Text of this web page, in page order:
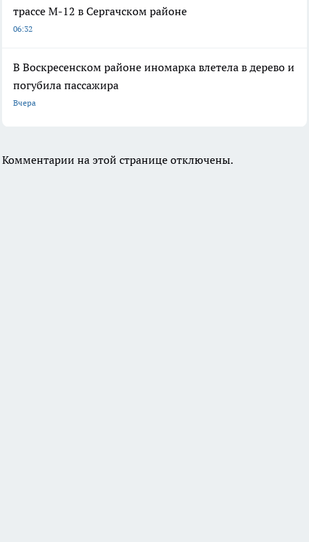
трассе М-12 в Сергачском районе
06:32
В Воскресенском районе иномарка влетела в дерево и
погубила пассажира
Вчера
Комментарии на этой странице отключены.